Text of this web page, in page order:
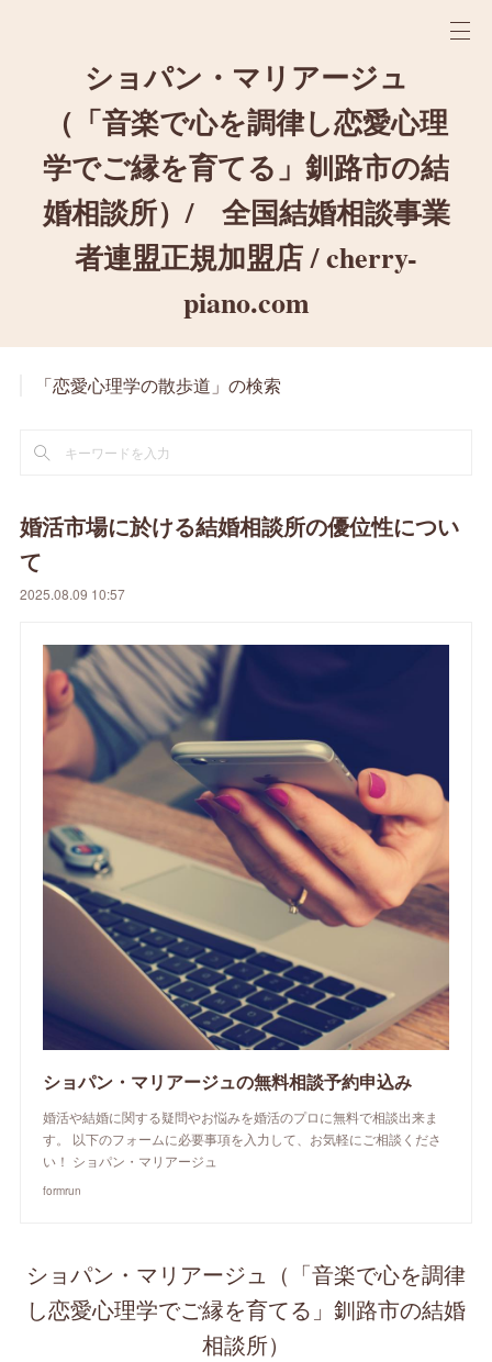
ショパン・マリアージュ
（「音楽で心を調律し恋愛心理
学でご縁を育てる」釧路市の結
婚相談所）/ 全国結婚相談事業
者連盟正規加盟店 / cherry-
piano.com
「恋愛心理学の散歩道」の検索
婚活市場に於ける結婚相談所の優位性につい
て
2025.08.09 10:57
ショパン・マリアージュの無料相談予約申込み
婚活や結婚に関する疑問やお悩みを婚活のプロに無料で相談出来ま
す。 以下のフォームに必要事項を入力して、お気軽にご相談くださ
い！ ショパン・マリアージュ
formrun
ショパン・マリアージュ（「音楽で心を調律
し恋愛心理学でご縁を育てる」釧路市の結婚
相談所）